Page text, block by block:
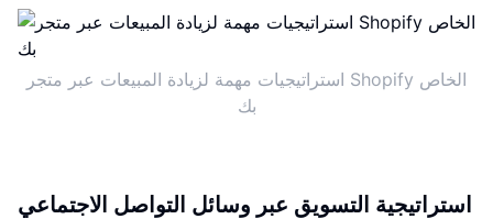
استراتيجيات مهمة لزيادة المبيعات عبر متجر Shopify الخاص
بك
استراتيجية التسويق عبر وسائل التواصل الاجتماعي